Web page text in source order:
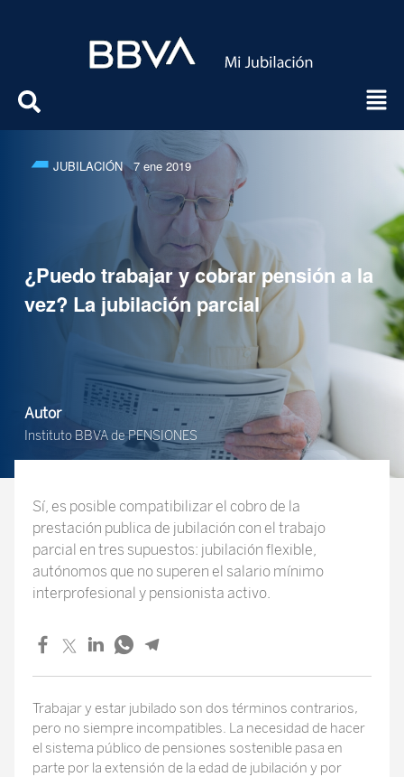
JUBILACIÓN7 ene 2019
¿Puedo trabajar y cobrar pensión a la
vez? La jubilación parcial
Autor
Instituto BBVA de PENSIONES
Sí, es posible compatibilizar el cobro de la
prestación publica de jubilación con el trabajo
parcial en tres supuestos: jubilación flexible,
autónomos que no superen el salario mínimo
interprofesional y pensionista activo.
Trabajar y estar jubilado son dos términos contrarios,
pero no siempre incompatibles. La necesidad de hacer
el sistema público de pensiones sostenible pasa en
parte por la extensión de la edad de jubilación y por